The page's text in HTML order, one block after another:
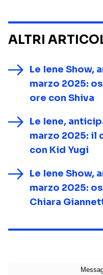
ALTRI
Le Iene Show,
marzo 2025:
ore con Shiva
Le Iene,
marzo 2025: il
con Kid Yugi
Le Iene Show,
marzo 2025:
Chiara